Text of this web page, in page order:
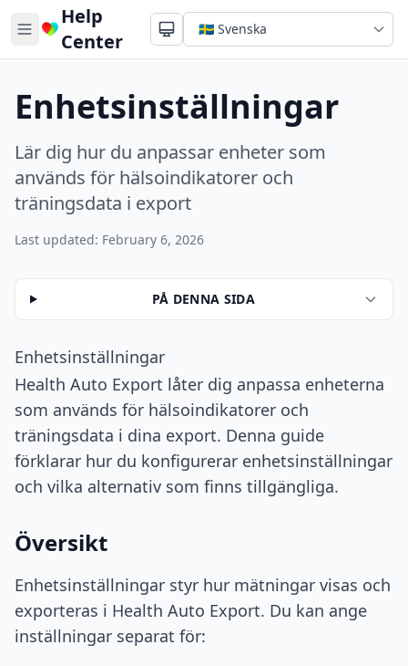
Help
Center
Enhetsinställningar
Lär dig hur du anpassar enheter som
används för hälsoindikatorer och
träningsdata i export
Last updated: February 6, 2026
PÅ DENNA SIDA
Enhetsinställningar
Health Auto Export låter dig anpassa enheterna
som används för hälsoindikatorer och
träningsdata i dina export. Denna guide
förklarar hur du konfigurerar enhetsinställningar
och vilka alternativ som finns tillgängliga.
Översikt
Enhetsinställningar styr hur mätningar visas och
exporteras i Health Auto Export. Du kan ange
inställningar separat för: